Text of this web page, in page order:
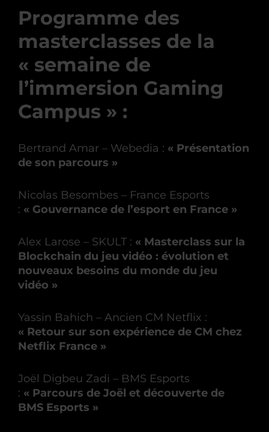
Programme des
masterclasses de la
« semaine de
l’immersion Gaming
Campus » :
Bertrand Amar – Webedia : « Présentation
de son parcours »
Nicolas Besombes – France Esports
: « Gouvernance de l’esport en France »
Alex Larose – SKULT : « Masterclass sur la
Blockchain du jeu vidéo : évolution et
nouveaux besoins du monde du jeu
vidéo »
Yassin Bahich – Ancien CM Netflix :
« Retour sur son expérience de CM chez
Netflix France »
Joël Digbeu Zadi – BMS Esports
: « Parcours de Joël et découverte de
BMS Esports »